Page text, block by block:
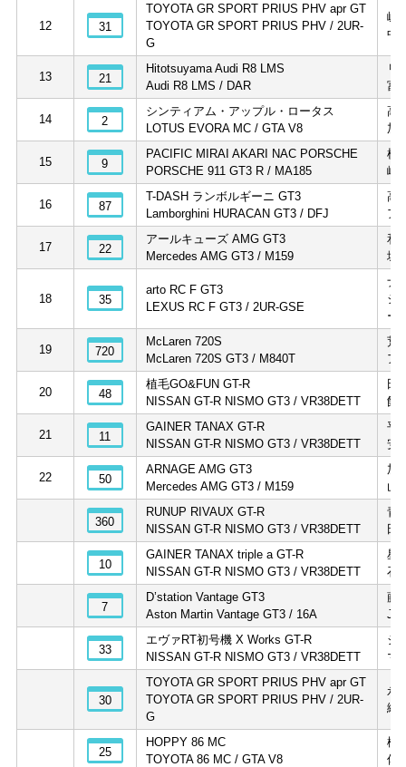
12 31
TOYOTA GR SPORT PRIUS PHV apr GT
TOYOTA GR SPORT PRIUS PHV / 2UR-
G
嵯
中
13 21
Hitotsuyama Audi R8 LMS
Audi R8 LMS / DAR
リ
富
14 2
シンティアム・アップル・ロータス
LOTUS EVORA MC / GTA V8
高
加
15 9
PACIFIC MIRAI AKARI NAC PORSCHE
PORSCHE 911 GT3 R / MA185
横
峰
16 87
T-DASH ランボルギーニ GT3
Lamborghini HURACAN GT3 / DFJ
高
ア
17 22
アールキューズ AMG GT3
Mercedes AMG GT3 / M159
和
城
18 35
arto RC F GT3
LEXUS RC F GT3 / 2UR-GSE
ナ
シ
ー
19 720
McLaren 720S
McLaren 720S GT3 / M840T
荒
ア
20 48
植毛GO&FUN GT-R
NISSAN GT-R NISMO GT3 / VR38DETT
田
飯
21 11
GAINER TANAX GT-R
NISSAN GT-R NISMO GT3 / VR38DETT
平
安
22 50
ARNAGE AMG GT3
Mercedes AMG GT3 / M159
加
山
360
RUNUP RIVAUX GT-R
NISSAN GT-R NISMO GT3 / VR38DETT
青
田
10
GAINER TANAX triple a GT-R
NISSAN GT-R NISMO GT3 / VR38DETT
星
石
7
D’station Vantage GT3
Aston Martin Vantage GT3 / 16A
藤
33
エヴァRT初号機 X Works GT-R
NISSAN GT-R NISMO GT3 / VR38DETT
シ
マ
30
TOYOTA GR SPORT PRIUS PHV apr GT
TOYOTA GR SPORT PRIUS PHV / 2UR-
G
永
織
25
HOPPY 86 MC
TOYOTA 86 MC / GTA V8
松
佐